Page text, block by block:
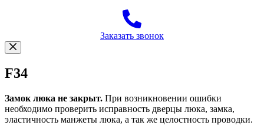
Заказать звонок
F34
Замок люка не закрыт. При возникновении ошибки
необходимо проверить исправность дверцы люка, замка,
эластичность манжеты люка, а так же целостность проводки.